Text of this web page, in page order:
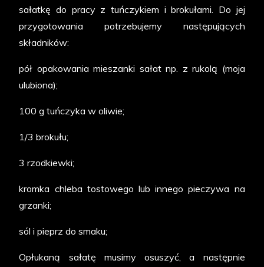
sałatkę do pracy z tuńczykiem i brokułami. Do jej
przygotowania potrzebujemy następujących
składników:
pół opakowania mieszanki sałat np. z rukolą (moja
ulubiona);
100 g tuńczyka w oliwie;
1/3 brokułu;
3 rzodkiewki;
kromka chleba tostowego lub innego pieczywa na
grzanki;
sól i pieprz do smaku;
Opłukaną sałatę musimy osuszyć, a następnie